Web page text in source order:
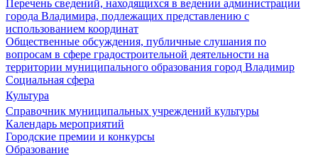
Перечень сведений, находящихся в ведении администрации
города Владимира, подлежащих представлению с
использованием координат
Общественные обсуждения, публичные слушания по
вопросам в сфере градостроительной деятельности на
территории муниципального образования город Владимир
Социальная сфера
Культура
Справочник муниципальных учреждений культуры
Календарь мероприятий
Городские премии и конкурсы
Образование